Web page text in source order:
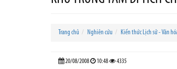
Trang chủ Nghiên cứu Kiến thức Lịch sử - Văn
20/08/2008 10:48 4335